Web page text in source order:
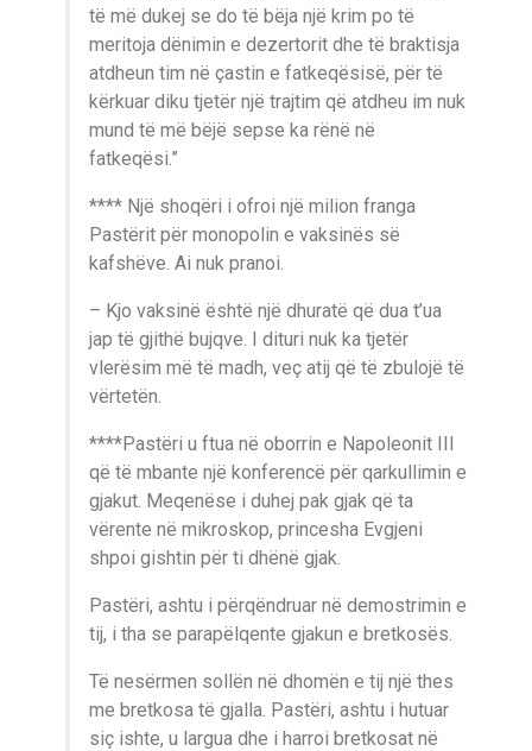
të më dukej se do të bëja një krim po të
meritoja dënimin e dezertorit dhe të braktisja
atdheun tim në çastin e fatkeqësisë, për të
kërkuar diku tjetër një trajtim që atdheu im nuk
mund të më bëjë sepse ka rënë në
fatkeqësi.”
**** Një shoqëri i ofroi një milion franga
Pastërit për monopolin e vaksinës së
kafshëve. Ai nuk pranoi.
– Kjo vaksinë është një dhuratë që dua t’ua
jap të gjithë bujqve. I dituri nuk ka tjetër
vlerësim më të madh, veç atij që të zbulojë të
vërtetën.
****Pastëri u ftua në oborrin e Napoleonit III
që të mbante një konferencë për qarkullimin e
gjakut. Meqenëse i duhej pak gjak që ta
vërente në mikroskop, princesha Evgjeni
shpoi gishtin për ti dhënë gjak.
Pastëri, ashtu i përqëndruar në demostrimin e
tij, i tha se parapëlqente gjakun e bretkosës.
Të nesërmen sollën në dhomën e tij një thes
me bretkosa të gjalla. Pastëri, ashtu i hutuar
siç ishte, u largua dhe i harroi bretkosat në